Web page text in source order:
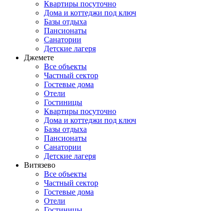
Квартиры посуточно
Дома и коттеджи под ключ
Базы отдыха
Пансионаты
Санатории
Детские лагеря
Джемете
Все объекты
Частный сектор
Гостевые дома
Отели
Гостиницы
Квартиры посуточно
Дома и коттеджи под ключ
Базы отдыха
Пансионаты
Санатории
Детские лагеря
Витязево
Все объекты
Частный сектор
Гостевые дома
Отели